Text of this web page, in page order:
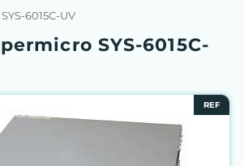
6015C-UV
SYS-6015C-
REF